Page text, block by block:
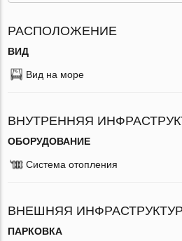
РАСПОЛОЖЕНИЕ
ВИД
Вид на море
ВНУТРЕННЯЯ
ОБОРУДОВАНИЕ
Система отопления
ВНЕШНЯЯ
ПАРКОВКА